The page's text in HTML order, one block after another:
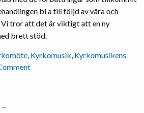
bl a till följd av våra och
Vi tror att det är viktigt att en ny
brett stöd.
, Kyrkomusik, Kyrkomusikens
on